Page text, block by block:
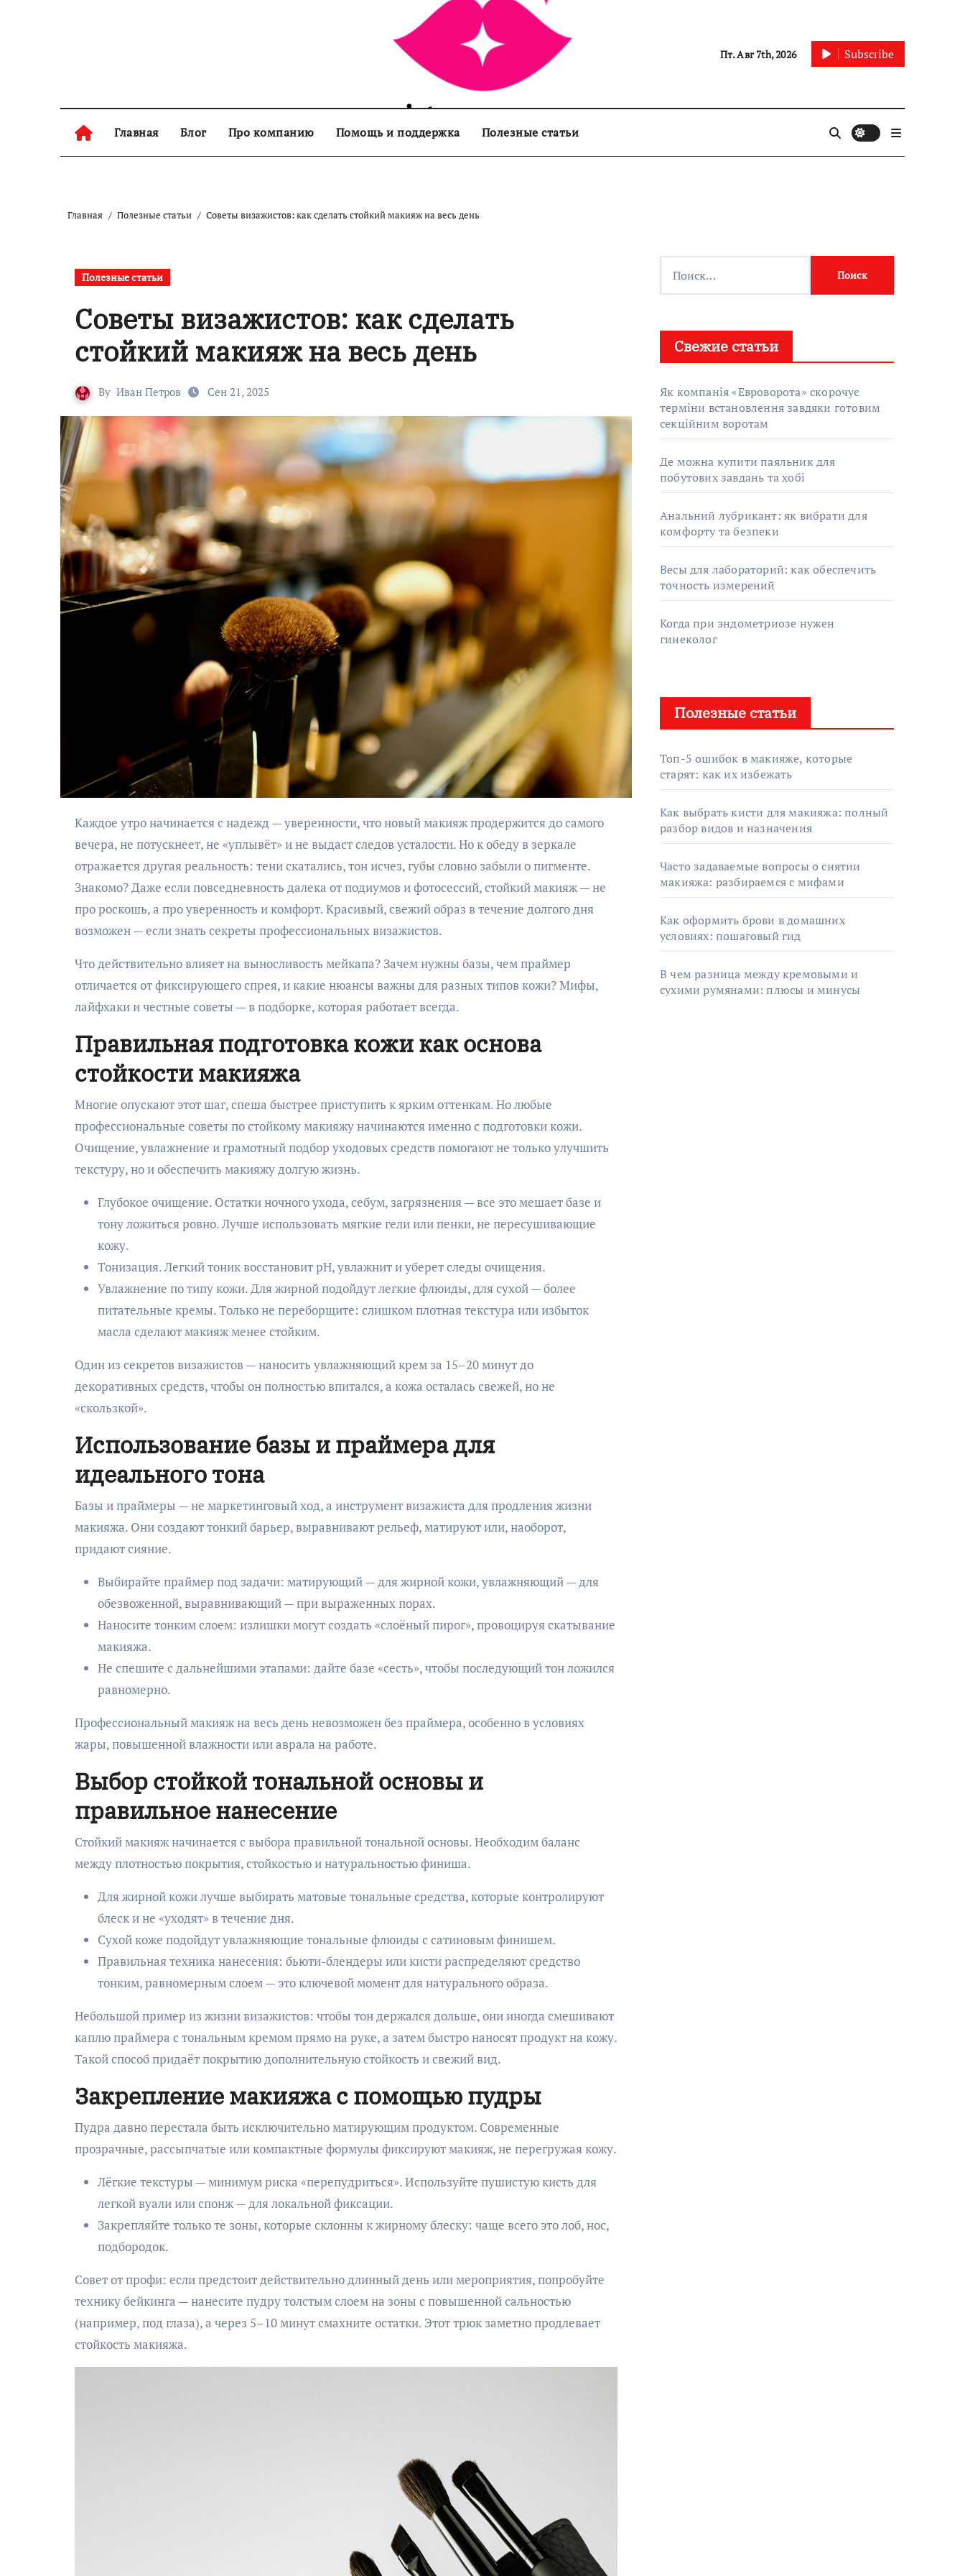
sisters.com.ua
Пт. Авг 7th, 2026 Subscribe
Главная Блог Про компанию Помощь и поддержка Полезные статьи
Главная Полезные статьи Советы визажистов: как сделать стойкий макияж на весь день
Полезные статьи
Советы визажистов: как сделать
стойкий макияж на весь день
By Иван Петров Сен 21, 2025
Каждое утро начинается с надежд — уверенности, что новый макияж продержится до самого
вечера, не потускнеет, не «уплывёт» и не выдаст следов усталости. Но к обеду в зеркале
отражается другая реальность: тени скатались, тон исчез, губы словно забыли о пигменте.
Знакомо? Даже если повседневность далека от подиумов и фотосессий, стойкий макияж — не
про роскошь, а про уверенность и комфорт. Красивый, свежий образ в течение долгого дня
возможен — если знать секреты профессиональных визажистов.
Что действительно влияет на выносливость мейкапа? Зачем нужны базы, чем праймер
отличается от фиксирующего спрея, и какие нюансы важны для разных типов кожи? Мифы,
лайфхаки и честные советы — в подборке, которая работает всегда.
Правильная подготовка кожи как основа
стойкости макияжа
Многие опускают этот шаг, спеша быстрее приступить к ярким оттенкам. Но любые
профессиональные советы по стойкому макияжу начинаются именно с подготовки кожи.
Очищение, увлажнение и грамотный подбор уходовых средств помогают не только улучшить
текстуру, но и обеспечить макияжу долгую жизнь.
Глубокое очищение. Остатки ночного ухода, себум, загрязнения — все это мешает базе и
тону ложиться ровно. Лучше использовать мягкие гели или пенки, не пересушивающие
кожу.
Тонизация. Легкий тоник восстановит pH, увлажнит и уберет следы очищения.
Увлажнение по типу кожи. Для жирной подойдут легкие флюиды, для сухой — более
питательные кремы. Только не переборщите: слишком плотная текстура или избыток
масла сделают макияж менее стойким.
Один из секретов визажистов — наносить увлажняющий крем за 15–20 минут до
декоративных средств, чтобы он полностью впитался, а кожа осталась свежей, но не
«скользкой».
Использование базы и праймера для
идеального тона
Базы и праймеры — не маркетинговый ход, а инструмент визажиста для продления жизни
макияжа. Они создают тонкий барьер, выравнивают рельеф, матируют или, наоборот,
придают сияние.
Выбирайте праймер под задачи: матирующий — для жирной кожи, увлажняющий — для
обезвоженной, выравнивающий — при выраженных порах.
Наносите тонким слоем: излишки могут создать «слоёный пирог», провоцируя скатывание
макияжа.
Не спешите с дальнейшими этапами: дайте базе «сесть», чтобы последующий тон ложился
равномерно.
Профессиональный макияж на весь день невозможен без праймера, особенно в условиях
жары, повышенной влажности или аврала на работе.
Выбор стойкой тональной основы и
правильное нанесение
Стойкий макияж начинается с выбора правильной тональной основы. Необходим баланс
между плотностью покрытия, стойкостью и натуральностью финиша.
Для жирной кожи лучше выбирать матовые тональные средства, которые контролируют
блеск и не «уходят» в течение дня.
Сухой коже подойдут увлажняющие тональные флюиды с сатиновым финишем.
Правильная техника нанесения: бьюти-блендеры или кисти распределяют средство
тонким, равномерным слоем — это ключевой момент для натурального образа.
Небольшой пример из жизни визажистов: чтобы тон держался дольше, они иногда смешивают
каплю праймера с тональным кремом прямо на руке, а затем быстро наносят продукт на кожу.
Такой способ придаёт покрытию дополнительную стойкость и свежий вид.
Закрепление макияжа с помощью пудры
Пудра давно перестала быть исключительно матирующим продуктом. Современные
прозрачные, рассыпчатые или компактные формулы фиксируют макияж, не перегружая кожу.
Лёгкие текстуры — минимум риска «перепудриться». Используйте пушистую кисть для
легкой вуали или спонж — для локальной фиксации.
Закрепляйте только те зоны, которые склонны к жирному блеску: чаще всего это лоб, нос,
подбородок.
Совет от профи: если предстоит действительно длинный день или мероприятия, попробуйте
технику бейкинга — нанесите пудру толстым слоем на зоны с повышенной сальностью
(например, под глаза), а через 5–10 минут смахните остатки. Этот трюк заметно продлевает
стойкость макияжа.
Свежие статьи
Як компанія «Евроворота» скорочує
терміни встановлення завдяки готовим
секційним воротам
Де можна купити паяльник для
побутових завдань та хобі
Анальний лубрикант: як вибрати для
комфорту та безпеки
Весы для лабораторий: как обеспечить
точность измерений
Когда при эндометриозе нужен
гинеколог
Полезные статьи
Топ-5 ошибок в макияже, которые
старят: как их избежать
Как выбрать кисти для макияжа: полный
разбор видов и назначения
Часто задаваемые вопросы о снятии
макияжа: разбираемся с мифами
Как оформить брови в домашних
условиях: пошаговый гид
В чем разница между кремовыми и
сухими румянами: плюсы и минусы